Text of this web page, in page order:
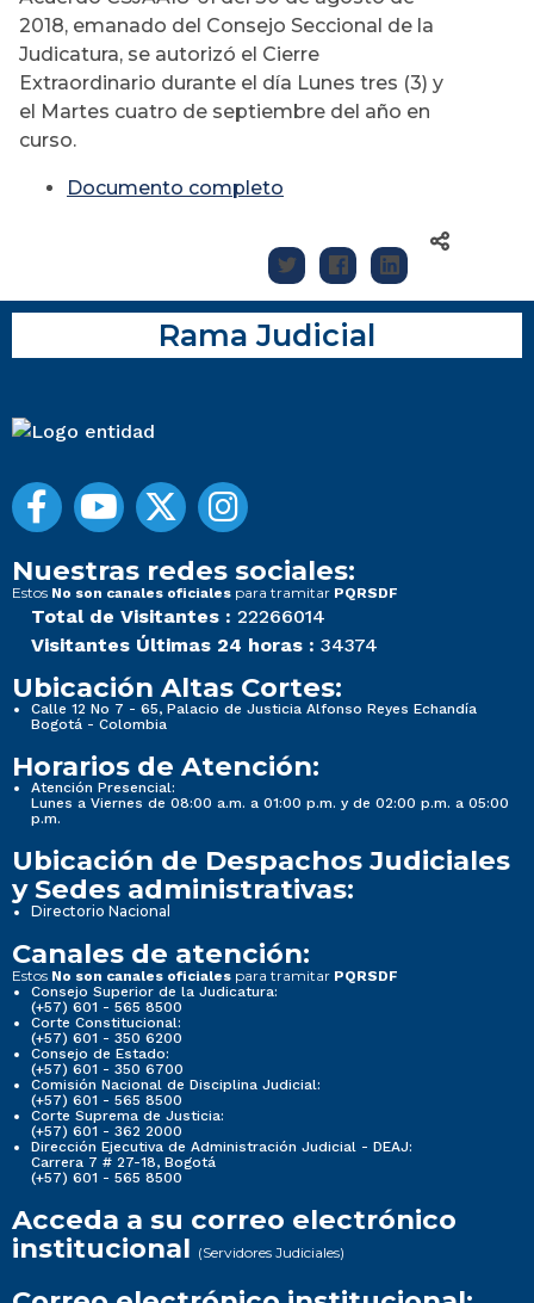
2018, emanado del Consejo Seccional de la
Judicatura, se autorizó el Cierre
Extraordinario durante el día Lunes tres (3) y
el Martes cuatro de septiembre del año en
curso.
Documento completo
Rama Judicial
Nuestras redes sociales:
Estos No son canales oficiales para tramitar PQRSDF
Total de Visitantes : 22266014
Visitantes Últimas 24 horas : 34374
Ubicación Altas Cortes:
Calle 12 No 7 - 65, Palacio de Justicia Alfonso Reyes Echandía
Bogotá - Colombia
Horarios de Atención:
Atención Presencial:
Lunes a Viernes de 08:00 a.m. a 01:00 p.m. y de 02:00 p.m. a 05:00
p.m.
Ubicación de Despachos Judiciales
y Sedes administrativas:
Directorio Nacional
Canales de atención:
Estos No son canales oficiales para tramitar PQRSDF
Consejo Superior de la Judicatura:
(+57) 601 - 565 8500
Corte Constitucional:
(+57) 601 - 350 6200
Consejo de Estado:
(+57) 601 - 350 6700
Comisión Nacional de Disciplina Judicial:
(+57) 601 - 565 8500
Corte Suprema de Justicia:
(+57) 601 - 362 2000
Dirección Ejecutiva de Administración Judicial - DEAJ:
Carrera 7 # 27-18, Bogotá
(+57) 601 - 565 8500
Acceda a su correo electrónico
institucional (Servidores Judiciales)